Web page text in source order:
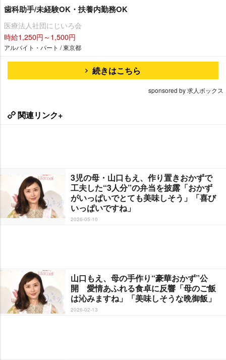
歯科助手/未経験OK・扶養内勤務OK
医療法人社団にじいろ会
時給1,250円～1,500円
アルバイト・パート / 東京都
続きはこちら
sponsored by 求人ボックス
関連リンク+
3児の母・山口もえ、作り置きおかずで
工夫した“3人分”の弁当を披露「おかず
がいっぱいでとても美味しそう」「喜び
いっぱいですね」
2026-05-10
山口もえ、母の手作り“豪華おかず”公
開 愛情あふれる食卓に反響「母のご飯
は沁みますね」「美味しそうな晩御飯」
2026-02-13